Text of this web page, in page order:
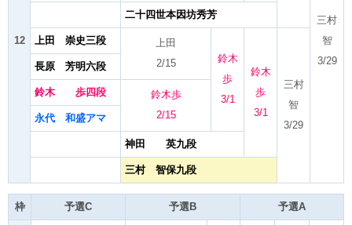
12
三村
智
3/29
二十四世本因坊秀芳
上田 崇史三段
上田
2/15
鈴木
歩
3/1
鈴木
歩
3/1
三村
智
3/29
長原 芳明六段
鈴木 歩四段
鈴木歩
2/15
永代 和盛アマ
神田 英九段
三村 智保九段
枠 予選C 予選B 予選A